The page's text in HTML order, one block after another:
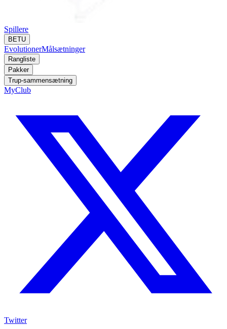
Spillere
BETU
EvolutionerMålsætninger
Rangliste
Pakker
Trup-sammensætning
MyClub
Twitter